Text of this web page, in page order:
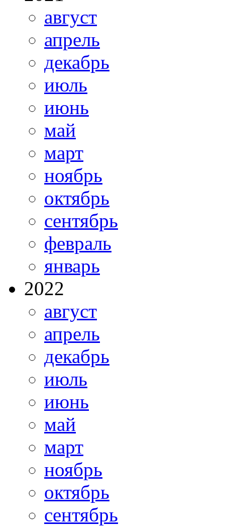
август
апрель
декабрь
июль
июнь
май
март
ноябрь
октябрь
сентябрь
февраль
январь
2022
август
апрель
декабрь
июль
июнь
май
март
ноябрь
октябрь
сентябрь